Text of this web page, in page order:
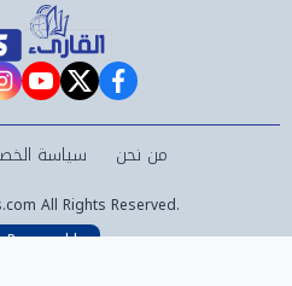
facebook
twitter
من نحن سياسة
All Rights Reserved.
Powered by